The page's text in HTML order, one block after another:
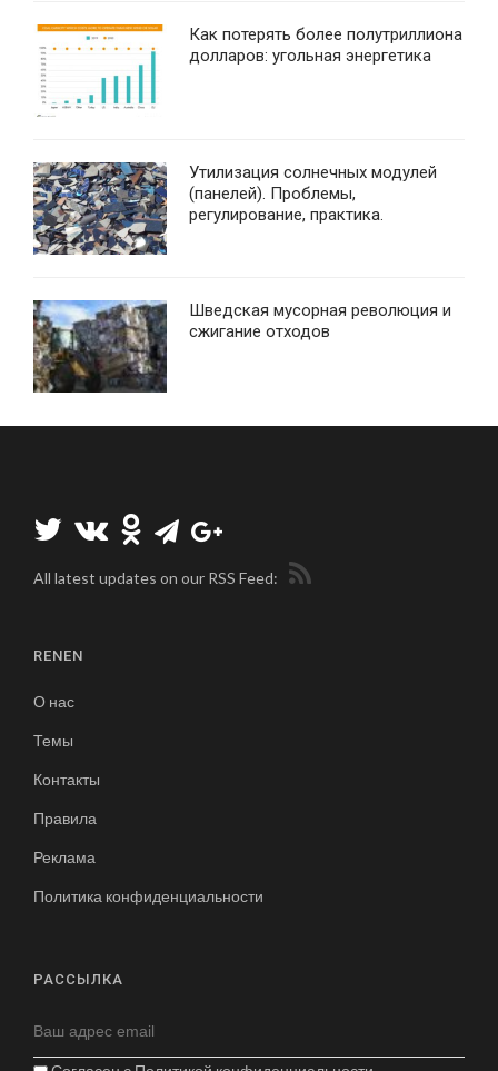
Как потерять более полутриллиона
долларов: угольная энергетика
Утилизация солнечных модулей
(панелей). Проблемы,
регулирование, практика.
Шведская мусорная революция и
сжигание отходов
All latest updates on our RSS Feed:
RENEN
О нас
Темы
Контакты
Правила
Реклама
Политика конфиденциальности
РАССЫЛКА